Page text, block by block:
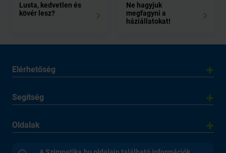
Lusta, kedvetlen és
kövér lesz?
Ne hagyjuk
megfagyni a
háziállatokat!
Elérhetőség
Segítség
Oldalak